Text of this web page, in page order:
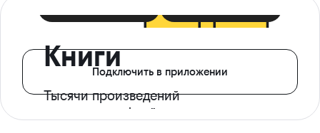
Книги
Тысячи произведений
с доступом офлайн
Подключить в приложении